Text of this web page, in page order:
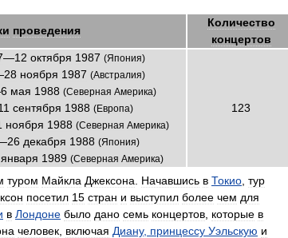
проведения
Количество
концертов
—12 октября 1987 (Япония)
28 ноября 1987 (Австралия)
6 мая 1988 (Северная Америка)
сентября 1988 (Европа)
ноября 1988 (Северная Америка)
26 декабря 1988 (Япония)
января 1989 (Северная Америка)
123
туром Майкла Джексона Начавшись в Токио тур
посетил 15 стран и выступил более чем для
в Лондоне было дано семь концертов которые в
человек включая Диану, принцессу Уэльскую и